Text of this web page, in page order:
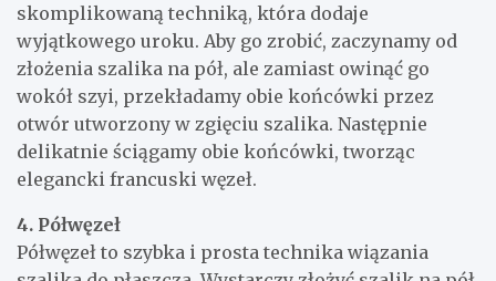
skomplikowaną techniką, która dodaje
wyjątkowego uroku. Aby go zrobić, zaczynamy od
złożenia szalika na pół, ale zamiast owinąć go
wokół szyi, przekładamy obie końcówki przez
otwór utworzony w zgięciu szalika. Następnie
delikatnie ściągamy obie końcówki, tworząc
elegancki francuski węzeł.
4. Półwęzeł
Półwęzeł to szybka i prosta technika wiązania